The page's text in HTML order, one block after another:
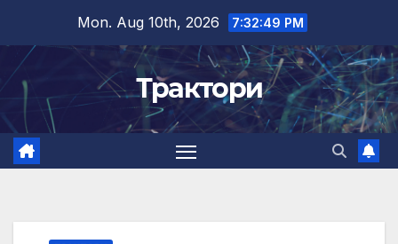
content
Mon. Aug 10th, 2026 7:32:49 PM
Трактори